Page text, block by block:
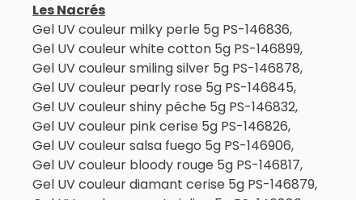
Les Nacrés
Gel UV couleur milky perle 5g PS-146836,
Gel UV couleur white cotton 5g PS-146899,
Gel UV couleur smiling silver 5g PS-146878,
Gel UV couleur pearly rose 5g PS-146845,
Gel UV couleur shiny pêche 5g PS-146832,
Gel UV couleur pink cerise 5g PS-146826,
Gel UV couleur salsa fuego 5g PS-146906,
Gel UV couleur bloody rouge 5g PS-146817,
Gel UV couleur diamant cerise 5g PS-146879,